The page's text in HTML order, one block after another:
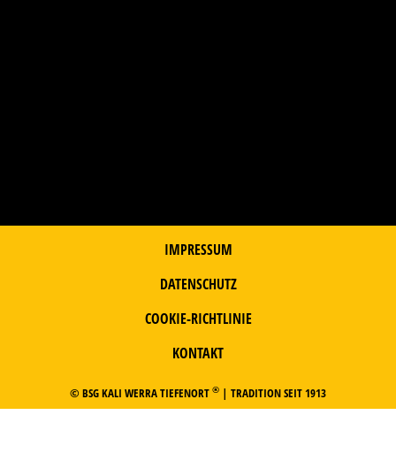
IMPRESSUM
DATENSCHUTZ
COOKIE-RICHTLINIE
KONTAKT
© BSG KALI WERRA TIEFENORT ® | TRADITION SEIT 1913